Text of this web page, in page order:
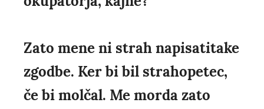
Zato mene ni strah napisatitake
zgodbe. Ker bi bil strahopetec,
če bi molčal. Me morda zato